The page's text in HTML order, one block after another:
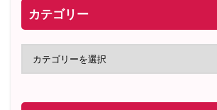
カテゴリー